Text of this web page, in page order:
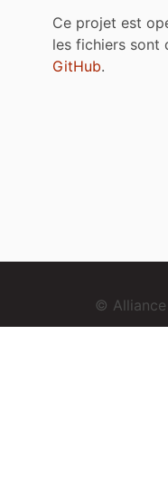
Ce projet est
les fichiers sont
GitHub.
© Alliance